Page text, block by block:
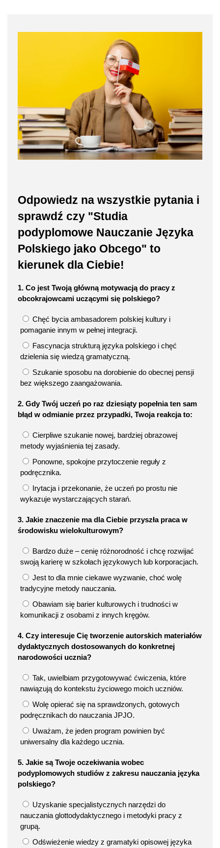
Odpowiedz na wszystkie pytania i
sprawdź czy "Studia
podyplomowe Nauczanie Języka
Polskiego jako Obcego" to
kierunek dla Ciebie!
1. Co jest Twoją główną motywacją do pracy z
obcokrajowcami uczącymi się polskiego?
Chęć bycia ambasadorem polskiej kultury i
pomaganie innym w pełnej integracji.
Fascynacja strukturą języka polskiego i chęć
dzielenia się wiedzą gramatyczną.
Szukanie sposobu na dorobienie do obecnej pensji
bez większego zaangażowania.
2. Gdy Twój uczeń po raz dziesiąty popełnia ten sam
błąd w odmianie przez przypadki, Twoja reakcja to:
Cierpliwe szukanie nowej, bardziej obrazowej
metody wyjaśnienia tej zasady.
Ponowne, spokojne przytoczenie reguły z
podręcznika.
Irytacja i przekonanie, że uczeń po prostu nie
wykazuje wystarczających starań.
3. Jakie znaczenie ma dla Ciebie przyszła praca w
środowisku wielokulturowym?
Bardzo duże – cenię różnorodność i chcę rozwijać
swoją karierę w szkołach językowych lub korporacjach.
Jest to dla mnie ciekawe wyzwanie, choć wolę
tradycyjne metody nauczania.
Obawiam się barier kulturowych i trudności w
komunikacji z osobami z innych kręgów.
4. Czy interesuje Cię tworzenie autorskich materiałów
dydaktycznych dostosowanych do konkretnej
narodowości ucznia?
Tak, uwielbiam przygotowywać ćwiczenia, które
nawiązują do kontekstu życiowego moich uczniów.
Wolę opierać się na sprawdzonych, gotowych
podręcznikach do nauczania JPJO.
Uważam, że jeden program powinien być
uniwersalny dla każdego ucznia.
5. Jakie są Twoje oczekiwania wobec
podyplomowych studiów z zakresu nauczania języka
polskiego?
Uzyskanie specjalistycznych narzędzi do
nauczania glottodydaktycznego i metodyki pracy z
grupą.
Odświeżenie wiedzy z gramatyki opisowej języka